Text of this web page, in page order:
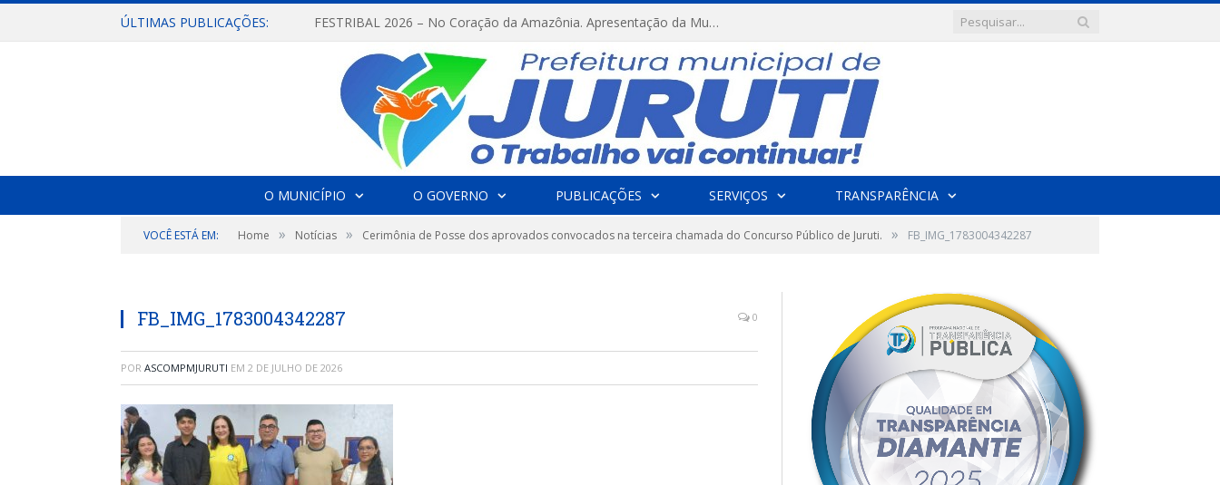
ÚLTIMAS PUBLICAÇÕES: FESTRIBAL 2026 – No Coração da Amazônia. Apresentação da Munduruku.
O MUNICÍPIO O GOVERNO PUBLICAÇÕES SERVIÇOS TRANSPARÊNCIA
VOCÊ ESTÁ EM: Home » Notícias » Cerimônia de Posse dos aprovados convocados na terceira chamada do Concurso Público de Juruti. » FB_IMG_1783004342287
FB_IMG_1783004342287 0
POR ASCOMPMJURUTI EM 2 DE JULHO DE 2026